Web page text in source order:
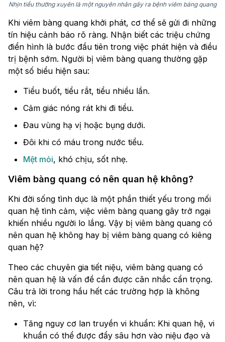
Nhịn tiểu thường xuyên là một nguyên nhân gây ra bệnh viêm bàng quang
Khi viêm bàng quang khởi phát, cơ thể sẽ gửi đi những
tín hiệu cảnh báo rõ ràng. Nhận biết các triệu chứng
điển hình là bước đầu tiên trong việc phát hiện và điều
trị bệnh sớm. Người bị viêm bàng quang thường gặp
một số biểu hiện sau:
Tiểu buốt, tiểu rắt, tiểu nhiều lần.
Cảm giác nóng rát khi đi tiểu.
Đau vùng hạ vị hoặc bụng dưới.
Đôi khi có máu trong nước tiểu.
Mệt mỏi, khó chịu, sốt nhẹ.
Viêm bàng quang có nên quan hệ không?
Khi đời sống tình dục là một phần thiết yếu trong mối
quan hệ tình cảm, việc viêm bàng quang gây trở ngại
khiến nhiều người lo lắng. Vậy bị viêm bàng quang có
nên quan hệ không hay bị viêm bàng quang có kiêng
quan hệ?
Theo các chuyên gia tiết niệu, viêm bàng quang có
nên quan hệ là vấn đề cần được cân nhắc cẩn trọng.
Câu trả lời trong hầu hết các trường hợp là không
nên, vì:
Tăng nguy cơ lan truyền vi khuẩn: Khi quan hệ, vi
khuẩn có thể được đẩy sâu hơn vào niệu đạo và